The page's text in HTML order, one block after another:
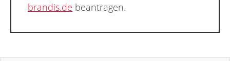
brandis.de beantragen.